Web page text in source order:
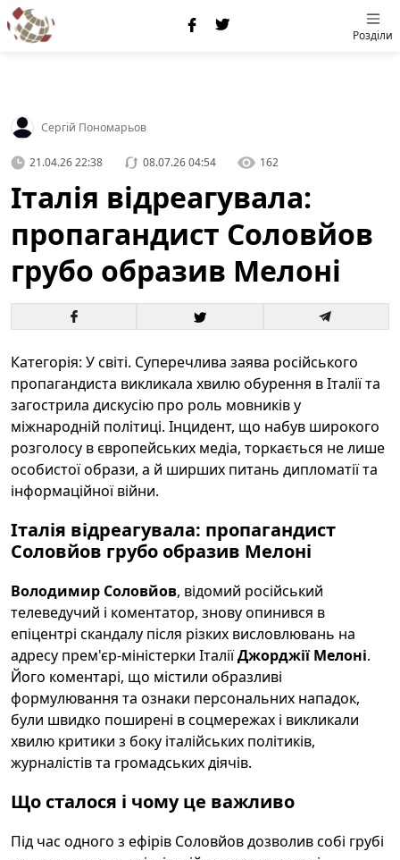
Розділи
Сергій Пономарьов
21.04.26 22:38 08.07.26 04:54 162
Італія відреагувала:
пропагандист Соловйов
грубо образив Мелоні
Категорія: У світі. Суперечлива заява російського
пропагандиста викликала хвилю обурення в Італії та
загострила дискусію про роль мовників у
міжнародній політиці. Інцидент, що набув широкого
розголосу в європейських медіа, торкається не лише
особистої образи, а й ширших питань дипломатії та
інформаційної війни.
Італія відреагувала: пропагандист
Соловйов грубо образив Мелоні
Володимир Соловйов, відомий російський
телеведучий і коментатор, знову опинився в
епіцентрі скандалу після різких висловлювань на
адресу прем'єр-міністерки ІталіїДжорджії Мелоні.
Його коментарі, що містили образливі
формулювання та ознаки персональних нападок,
були швидко поширені в соцмережах і викликали
хвилю критики з боку італійських політиків,
журналістів та громадських діячів.
Що сталося і чому це важливо
Під час одного з ефірів Соловйов дозволив собі грубі